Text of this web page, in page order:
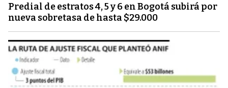
Predial de estratos 4, 5 y 6 en Bogotá subirá por
nueva sobretasa de hasta $29.000